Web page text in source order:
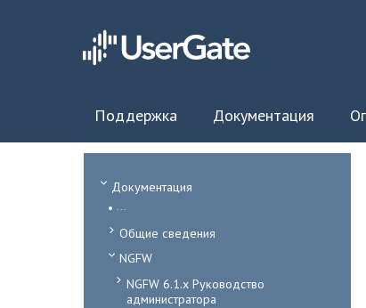
Поддержка Документация
Документация
...
Общие сведения
NGFW
NGFW 6.1.x Руководство
администратора